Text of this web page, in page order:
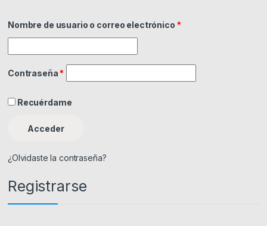
Nombre de usuario o correo electrónico *Obligatorio
Contraseña*
Recuérdame
Acceder
¿Olvidaste la contraseña?
Registrarse